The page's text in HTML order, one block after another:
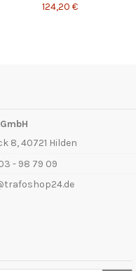
124,20 €
8, 40721 Hilden
- 98 79 09